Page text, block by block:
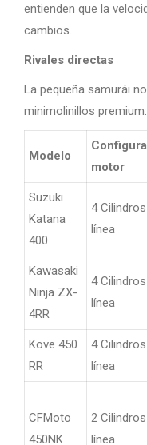
entienden que la
cambios.
Rivales directas
La pequeña samurái
minimolinillos premium:
Modelo
motor
Suzuki
Katana
400
4
línea
Kawasaki
Ninja ZX-
4RR
4
línea
Kove 450
RR
4
línea
CFMoto
450NK
2
línea